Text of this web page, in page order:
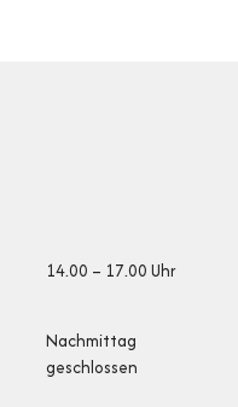
14.00 – 17.00 Uhr
Nachmittag
geschlossen